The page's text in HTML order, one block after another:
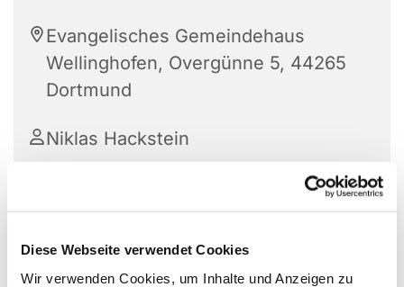
Diese Webseite verwendet Cookies
Wir verwenden Cookies, um Inhalte und Anzeigen zu
Evangelisches Gemeindehaus
Wellinghofen, Overgünne 5, 44265
Dortmund
Niklas Hackstein